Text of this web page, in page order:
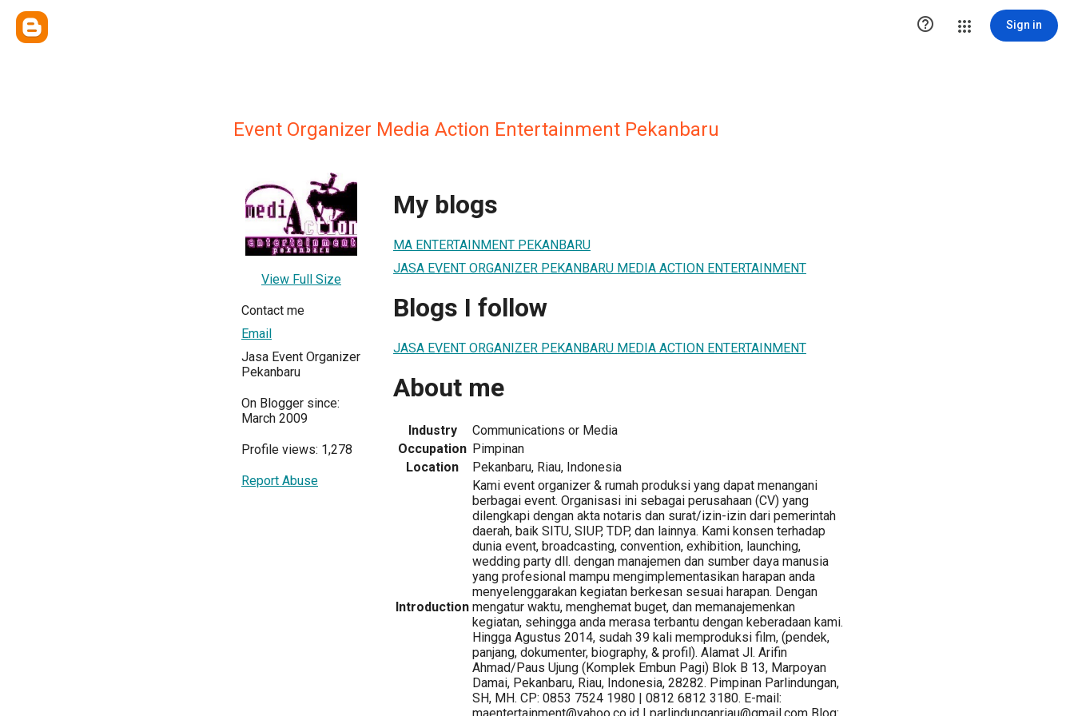
 Sign in
Event Organizer Media Action Entertainment Pekanbaru
View Full Size
Contact me
Email
Jasa Event Organizer
Pekanbaru
On Blogger since:
March 2009
Profile views: 1,278
Report Abuse
My blogs
MA ENTERTAINMENT PEKANBARU
JASA EVENT ORGANIZER PEKANBARU MEDIA ACTION ENTERTAINMENT
Blogs I follow
JASA EVENT ORGANIZER PEKANBARU MEDIA ACTION ENTERTAINMENT
About me
Industry
Communications or Media
Occupation Pimpinan
Location
Pekanbaru, Riau, Indonesia
Introduction
Kami event organizer & rumah produksi yang dapat menangani
berbagai event. Organisasi ini sebagai perusahaan (CV) yang
dilengkapi dengan akta notaris dan surat/izin-izin dari pemerintah
daerah, baik SITU, SIUP, TDP, dan lainnya. Kami konsen terhadap
dunia event, broadcasting, convention, exhibition, launching,
wedding party dll. dengan manajemen dan sumber daya manusia
yang profesional mampu mengimplementasikan harapan anda
menyelenggarakan kegiatan berkesan sesuai harapan. Dengan
mengatur waktu, menghemat buget, dan memanajemenkan
kegiatan, sehingga anda merasa terbantu dengan keberadaan kami.
Hingga Agustus 2014, sudah 39 kali memproduksi film, (pendek,
panjang, dokumenter, biography, & profil). Alamat Jl. Arifin
Ahmad/Paus Ujung (Komplek Embun Pagi) Blok B 13, Marpoyan
Damai, Pekanbaru, Riau, Indonesia, 28282. Pimpinan Parlindungan,
SH, MH. CP: 0853 7524 1980 | 0812 6812 3180. E-mail:
maentertainment@yahoo.co.id | parlindunganriau@gmail.com Blog: